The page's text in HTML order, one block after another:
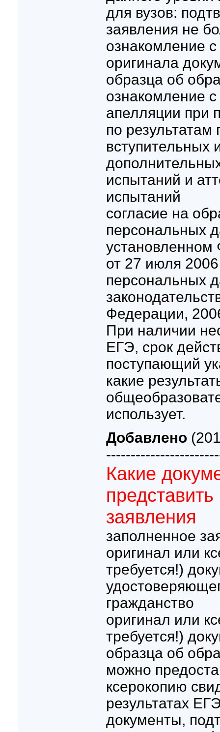
для вузов:
заявления не
ознакомление
оригинала
образца об
ознакомление
апелляции при
по результатам
вступительных
испытаний и
испытаний
согласие на
персональных
от 27 июля
персональных
Федерации,
При наличии
ЕГЭ, срок
поступающий
какие
использует.
Добавлено
Какие
заявления
заполненное
оригинал или
требуется!)
гражданство
оригинал или
требуется!)
образца об
можно
ксерокопию
результатах
документы,